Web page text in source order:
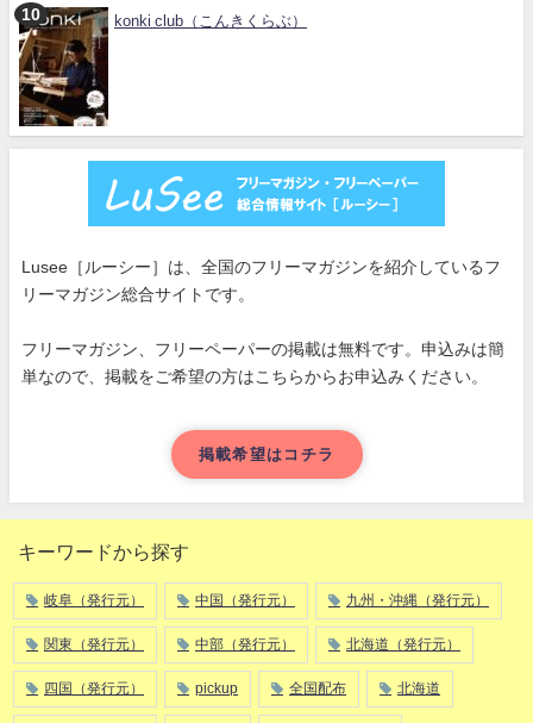
konki club（こんきくらぶ）
Lusee［ルーシー］は、全国のフリーマガジンを紹介しているフ
リーマガジン総合サイトです。
フリーマガジン、フリーペーパーの掲載は無料です。申込みは簡
単なので、掲載をご希望の方はこちらからお申込みください。
掲載希望はコチラ
キーワードから探す
岐阜（発行元） 中国（発行元） 九州・沖縄（発行元）
関東（発行元） 中部（発行元） 北海道（発行元）
四国（発行元） pickup 全国配布 北海道